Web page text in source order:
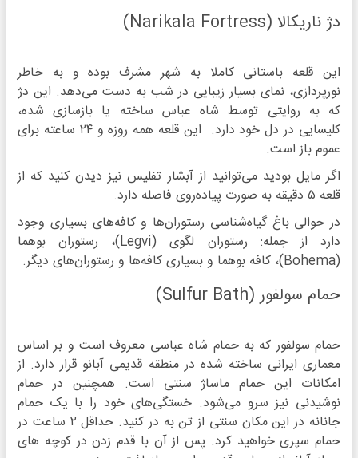
دژ ناریکالا (Narikala Fortress)
این قلعه باستانی کاملا به شهر مشرف بوده و به خاطر
نورپردازی‌، نمای بسیار زیبایی در شب به دست می‌دهد. این دژ
که به روایتی توسط شاه عباس ساخته یا بازسازی شده،
کلیسایی در دل خود دارد. این قلعه همه روزه و ۲۴ ساعته برای
عموم باز است.
اگر مایل بودید می‌توانید از آبشار تفلیس نیز دیدن کنید که از
قلعه ۵ دقیقه به صورت پیاده‌روی فاصله دارد.
در حوالی باغ گیاه‌شناسی رستوران‌ها و کافه‌های بسیاری وجود
دارد از جمله: رستوران لگوی (Legvi)، رستوران بوهما
(Bohema)، کافه بوهما و بسیاری کافه‌ها و رستوران‌های دیگر.
حمام سولفور (Sulfur Bath)
حمام سولفور که به حمام شاه عباسی معروف است و بر اساس
معماری ایرانی ساخته شده در منطقه قدیمی آبانو قرار دارد. از
امکانات این حمام ماساژ سنتی است. همچنین در حمام
نوشیدنی نیز سرو می‌شود. خستگی‌های خود را با یک حمام
جانانه در این مکان سنتی از تن به در کنید. حداقل ۲ ساعت در
حمام سپری خواهید کرد. پس از آن با قدم زدن در کوچه های